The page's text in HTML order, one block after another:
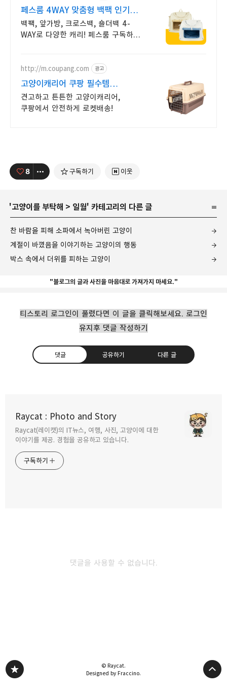
페스룸 4WAY 맞춤형 백팩 인기
베스트템 SALE
백팩, 앞가방, 크로스백, 숄더백 4-
WAY로 다양한 캐리! 페스룸 구독하면
http://m.coupang.com 광고
고양이캐리어 쿠팡 필수템
로켓배송으로 바로
견고하고 튼튼한 고양이캐리어,
쿠팡에서 안전하게 로켓배송!
8 구독하기 이웃
'고양이를 부탁해 > 일월' 카테고리의 다른 글
찬 바람을 피해 소파에서 녹아버린 고양이
계절이 바꼈음을 이야기하는 고양이의 행동
박스 속에서 더위를 피하는 고양이
"블로그의 글과 사진을 마음대로 가져가지 마세요."
티스토리 로그인이 풀렸다면 이 글을 클릭해보세요. 로그인
유지후 댓글 작성하기
댓글 공유하기 다른 글
Raycat : Photo and Story
Raycat(레이캣)의 IT뉴스, 여행, 사진, 고양이에 대한
이야기를 제공. 경험을 공유하고 있습니다.
구독하기
댓글을 사용할 수 없습니다.
구독하기 카카오톡
© Raycat.
Designed by Fraccino.